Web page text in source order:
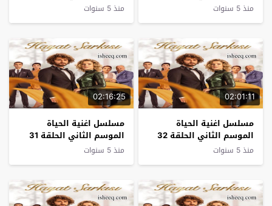
منذ 5 سنوات منذ 5 سنوات
02:01:11
مسلسل اغنية الحياة
الموسم الثاني الحلقة 32
منذ 5 سنوات
02:16:25
مسلسل اغنية الحياة
الموسم الثاني الحلقة 31
منذ 5 سنوات